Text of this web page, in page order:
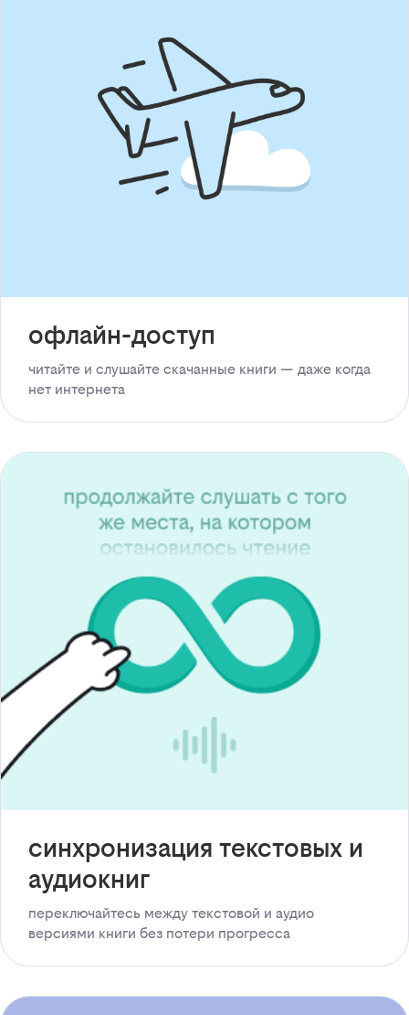
офлайн-доступ
читайте и слушайте скачанные книги — даже когда
нет интернета
синхронизация текстовых и
аудиокниг
переключайтесь между текстовой и аудио
версиями книги без потери прогресса